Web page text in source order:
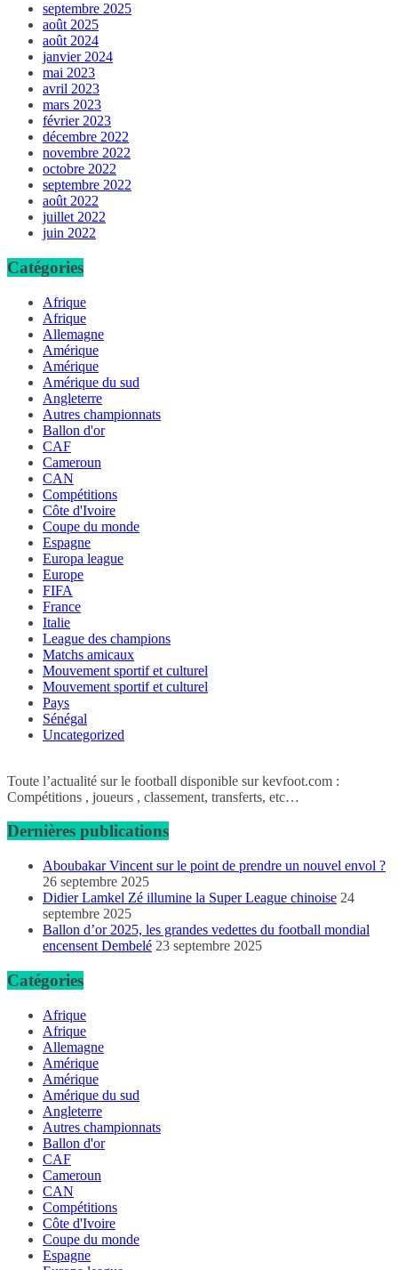
septembre 2025
août 2025
août 2024
janvier 2024
mai 2023
avril 2023
mars 2023
février 2023
décembre 2022
novembre 2022
octobre 2022
septembre 2022
août 2022
juillet 2022
juin 2022
Catégories
Afrique
Afrique
Allemagne
Amérique
Amérique
Amérique du sud
Angleterre
Autres championnats
Ballon d'or
CAF
Cameroun
CAN
Compétitions
Côte d'Ivoire
Coupe du monde
Espagne
Europa league
Europe
FIFA
France
Italie
League des champions
Matchs amicaux
Mouvement sportif et culturel
Mouvement sportif et culturel
Pays
Sénégal
Uncategorized
Toute l’actualité sur le football disponible sur kevfoot.com :
Compétitions , joueurs , classement, transferts, etc…
Dernières publications
Aboubakar Vincent sur le point de prendre un nouvel envol ?
26 septembre 2025
Didier Lamkel Zé illumine la Super League chinoise 24
septembre 2025
Ballon d’or 2025, les grandes vedettes du football mondial
encensent Dembelé 23 septembre 2025
Catégories
Afrique
Afrique
Allemagne
Amérique
Amérique
Amérique du sud
Angleterre
Autres championnats
Ballon d'or
CAF
Cameroun
CAN
Compétitions
Côte d'Ivoire
Coupe du monde
Espagne